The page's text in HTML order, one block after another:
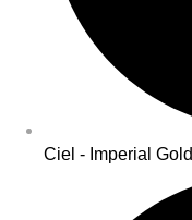
Ciel - Imperial Gold